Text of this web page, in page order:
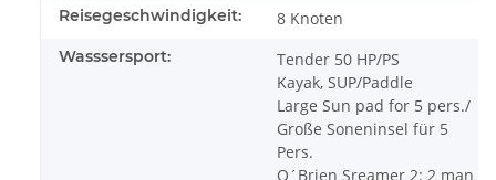
Reisegeschwindigkeit: 8 Knoten
Wasssersport:
Tender 50 HP/PS
Kayak, SUP/Paddle
Large Sun pad for 5 pers./
Große Soneninsel für 5
Pers.
O´Brien Sreamer 2: 2 man